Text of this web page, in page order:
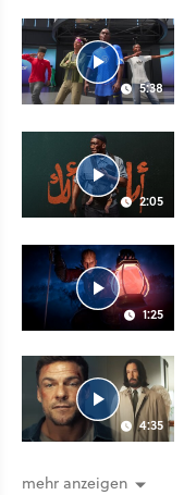
5:38
2:05
1:25
4:35
mehr anzeigen